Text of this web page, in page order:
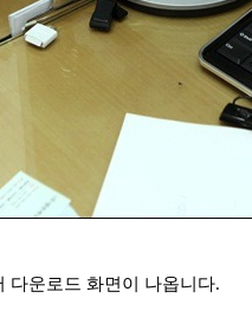
다운로드 화면이 나옵니다.